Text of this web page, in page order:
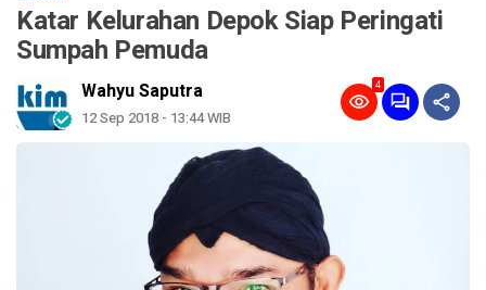
Katar Kelurahan Depok Siap Peringati
Sumpah Pemuda
Wahyu Saputra
12 Sep 2018 - 13:44 WIB
4